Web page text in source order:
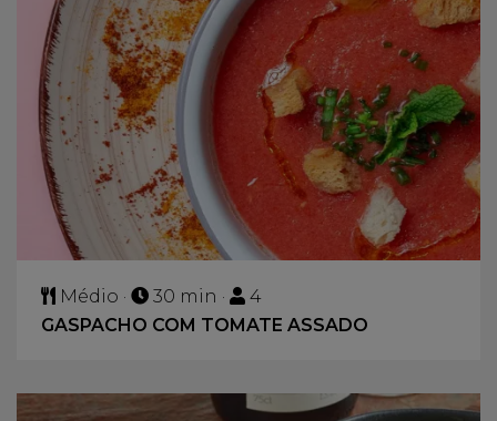
Médio · 30 min ·
4
GASPACHO COM TOMATE ASSADO